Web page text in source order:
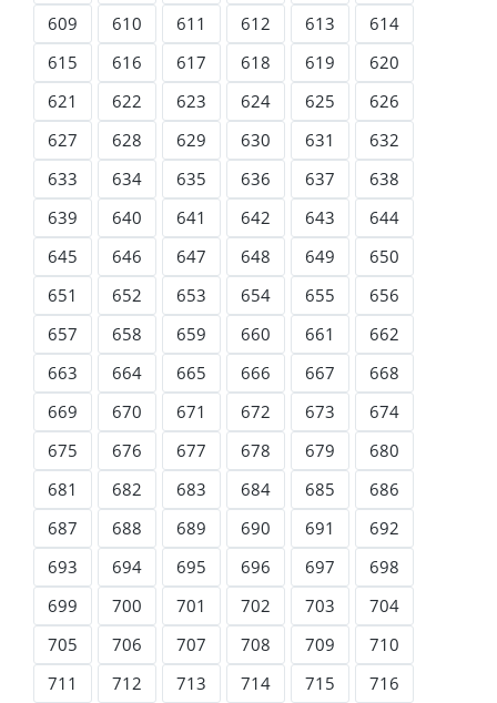
609
610 611 612 613
614
615
616 617 618 619
620
621
622 623 624 625
626
627
628 629 630 631
632
633
634 635 636 637
638
639
640 641 642 643
644
645
646 647 648 649
650
651
652 653 654 655
656
657
658 659 660 661
662
663
664 665 666 667
668
669
670 671 672 673
674
675
676 677 678 679
680
681
682 683 684 685
686
687
688 689 690 691
692
693
694 695 696 697
698
699
700 701 702 703
704
705
706 707 708 709
710
711
712 713 714 715
716